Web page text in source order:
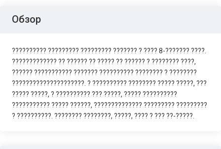
Обзор
?????????? ????????? ????????? ??????? ? ???? 8-??????? ????.
????????????? ?? ?????? ?? ????? ?? ?????? ? ???????? ????,
?????? ??????????? ??????? ?????????? ???????? ? ????????
?????????????????????. ? ?????????? ???????? ????? ?????, ???
????? ?????, ? ?????????? ??? ?????, ????? ??????????
??????????? ????? ??????, ?????????????? ????????? ?????????
? ??????????. ???????? ????????, ?????, ???? ? ??? ??-?????.